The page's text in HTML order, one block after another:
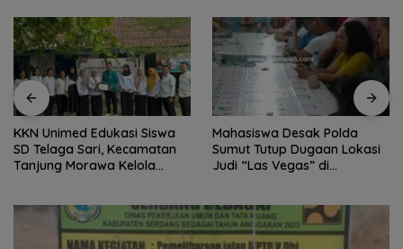
KKN Unimed Edukasi Siswa
SD Telaga Sari, Kecamatan
Tanjung Morawa Kelola
Mahasiswa Desak Polda
Sumut Tutup Dugaan Lokasi
Judi “Las Vegas” di